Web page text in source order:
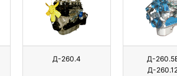
Д-260.4
Д-
Д-